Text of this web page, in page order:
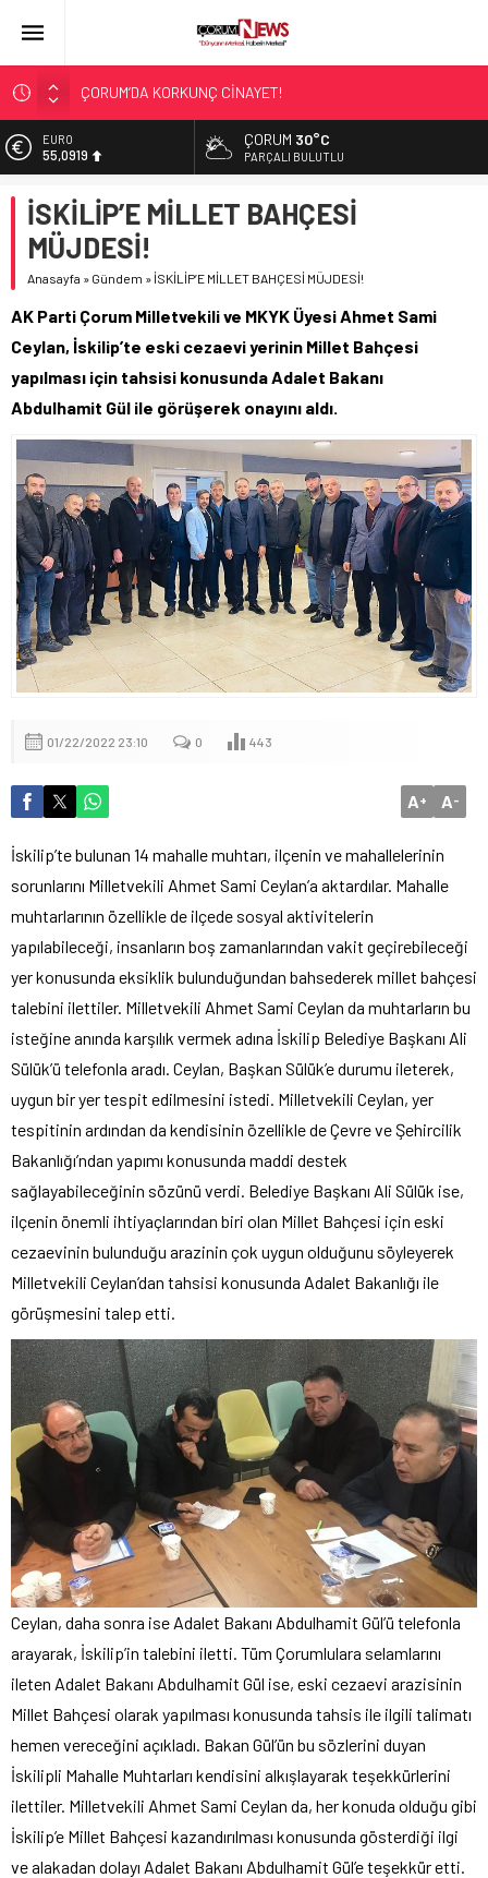
ÇORUM’DA KORKUNÇ CİNAYET!
SIR PERDESİ ÇÖZÜLDÜ!
ÇORUM ŞEKER’İN SATIŞINA ONAY
ÇATIDAN DÜŞTÜ!
EURO
55,0919
6.525,81
BİST
13.703,13
47,5932
ÇORUM 30°C
PARÇALI BULUTLU
İSKİLİP’E MİLLET BAHÇESİ
MÜJDESİ!
Anasayfa » Gündem » İSKİLİP’E MİLLET BAHÇESİ MÜJDESİ!
AK Parti Çorum Milletvekili ve MKYK Üyesi Ahmet Sami
Ceylan, İskilip’te eski cezaevi yerinin Millet Bahçesi
yapılması için tahsisi konusunda Adalet Bakanı
Abdulhamit Gül ile görüşerek onayını aldı.
01/22/2022 23:10 0 443
A+ A-
İskilip’te bulunan 14 mahalle muhtarı, ilçenin ve mahallelerinin
sorunlarını Milletvekili Ahmet Sami Ceylan’a aktardılar. Mahalle
muhtarlarının özellikle de ilçede sosyal aktivitelerin
yapılabileceği, insanların boş zamanlarından vakit geçirebileceği
yer konusunda eksiklik bulunduğundan bahsederek millet bahçesi
talebini ilettiler. Milletvekili Ahmet Sami Ceylan da muhtarların bu
isteğine anında karşılık vermek adına İskilip Belediye Başkanı Ali
Sülük’ü telefonla aradı. Ceylan, Başkan Sülük’e durumu ileterek,
uygun bir yer tespit edilmesini istedi. Milletvekili Ceylan, yer
tespitinin ardından da kendisinin özellikle de Çevre ve Şehircilik
Bakanlığı’ndan yapımı konusunda maddi destek
sağlayabileceğinin sözünü verdi. Belediye Başkanı Ali Sülük ise,
ilçenin önemli ihtiyaçlarından biri olan Millet Bahçesi için eski
cezaevinin bulunduğu arazinin çok uygun olduğunu söyleyerek
Milletvekili Ceylan’dan tahsisi konusunda Adalet Bakanlığı ile
görüşmesini talep etti.
Ceylan, daha sonra ise Adalet Bakanı Abdulhamit Gül’ü telefonla
arayarak, İskilip’in talebini iletti. Tüm Çorumlulara selamlarını
ileten Adalet Bakanı Abdulhamit Gül ise, eski cezaevi arazisinin
Millet Bahçesi olarak yapılması konusunda tahsis ile ilgili talimatı
hemen vereceğini açıkladı. Bakan Gül’ün bu sözlerini duyan
İskilipli Mahalle Muhtarları kendisini alkışlayarak teşekkürlerini
ilettiler. Milletvekili Ahmet Sami Ceylan da, her konuda olduğu gibi
İskilip’e Millet Bahçesi kazandırılması konusunda gösterdiği ilgi
ve alakadan dolayı Adalet Bakanı Abdulhamit Gül’e teşekkür etti.